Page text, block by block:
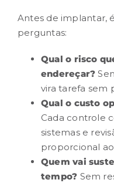
Antes de implantar,
perguntas:
Qual o risco
endereçar?
vira tarefa sem
Qual o custo
Cada controle
sistemas e
proporcional
Quem vai
tempo? Sem